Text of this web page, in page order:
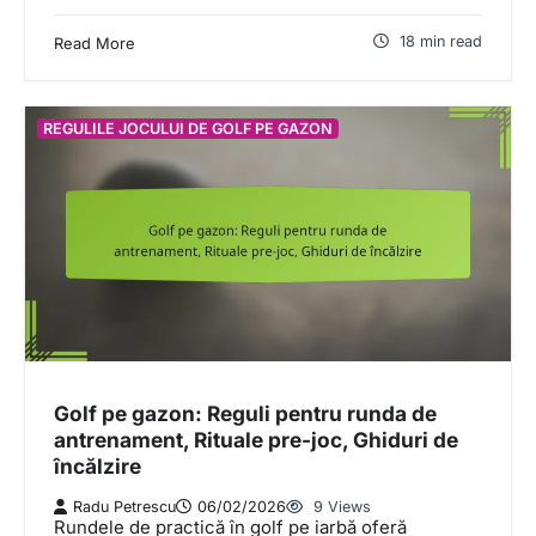
Read More 18 min read
REGULILE JOCULUI DE GOLF PE GAZON
Golf pe gazon: Reguli pentru runda de
antrenament, Rituale pre-joc, Ghiduri de
încălzire
Radu Petrescu 06/02/2026 9 Views
Rundele de practică în golf pe iarbă oferă